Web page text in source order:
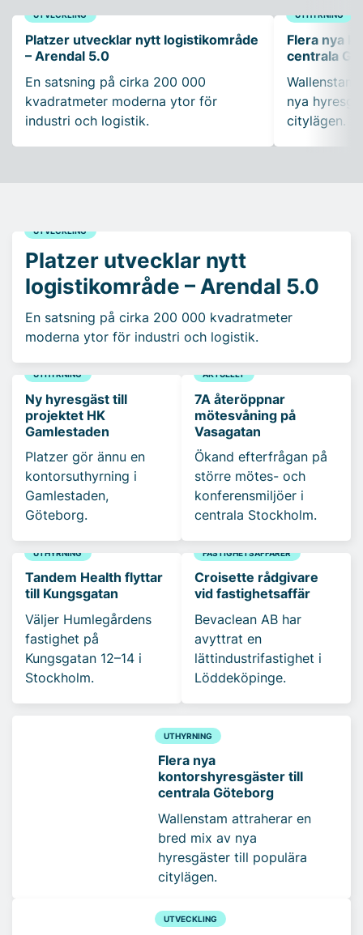
UTVECKLING
Platzer utvecklar nytt logistikområde
– Arendal 5.0
En satsning på cirka 200 000
kvadratmeter moderna ytor för
industri och logistik.
UTHYRNING
Flera nya
centrala
nya
citylägen.
UTVECKLING
Platzer utvecklar nytt
logistikområde – Arendal 5.0
En satsning på cirka 200 000 kvadratmeter
moderna ytor för industri och logistik.
UTHYRNING
Ny hyresgäst till
projektet HK
Gamlestaden
Platzer gör ännu en
kontorsuthyrning i
Gamlestaden,
Göteborg.
AKTUELLT
7A återöppnar
mötesvåning på
Vasagatan
Ökand efterfrågan på
större mötes- och
konferensmiljöer i
centrala Stockholm.
UTHYRNING
Tandem Health flyttar
till Kungsgatan
Väljer Humlegårdens
fastighet på
Kungsgatan 12–14 i
Stockholm.
FASTIGHETSAFFÄRER
Croisette rådgivare
vid fastighetsaffär
Bevaclean AB har
avyttrat en
lättindustrifastighet i
Löddeköpinge.
UTHYRNING
Flera nya
kontorshyresgäster till
centrala Göteborg
Wallenstam attraherar en
bred mix av nya
hyresgäster till populära
citylägen.
UTVECKLING